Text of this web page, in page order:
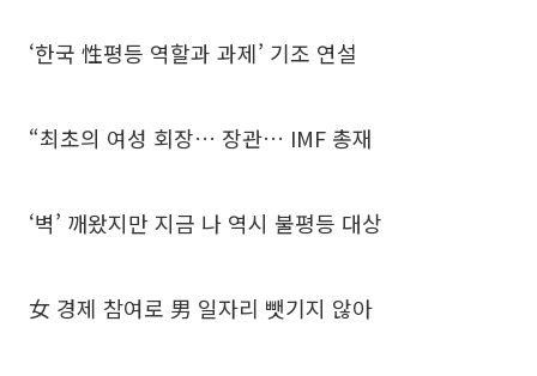
‘한국 性평등 역할과 과제’ 기조 연설
“최초의 여성 회장… 장관… IMF 총재
‘벽’ 깨왔지만 지금 나 역시 불평등 대상
女 경제 참여로 男 일자리 뺏기지 않아